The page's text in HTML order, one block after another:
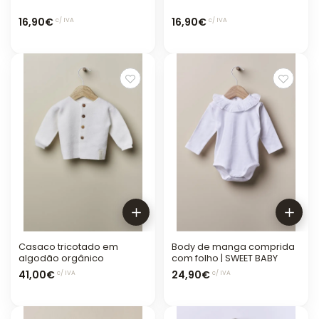
16,90€ c/ IVA 16,90€ c/ IVA
Casaco tricotado em
algodão orgânico
41,00€ c/ IVA
Body de manga comprida
com folho | SWEET BABY
24,90€ c/ IVA